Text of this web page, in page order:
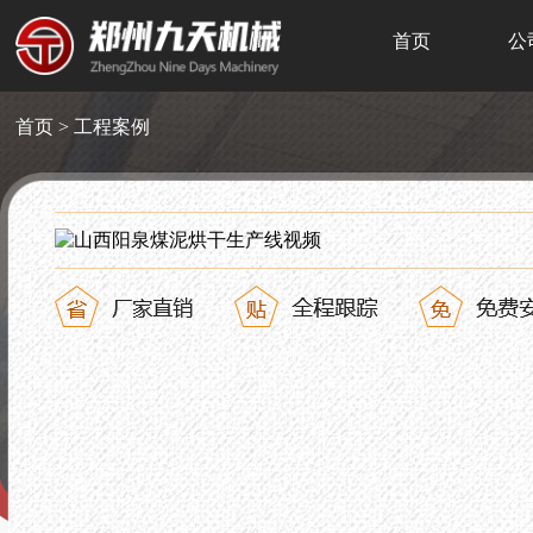
首页 公
首页 > 工程案例